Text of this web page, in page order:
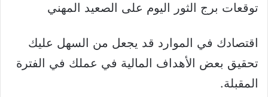
توقعات برج الثور اليوم على الصعيد المهني
اقتصادك في الموارد قد يجعل من السهل عليك
تحقيق بعض الأهداف المالية في عملك في الفترة
المقبلة.